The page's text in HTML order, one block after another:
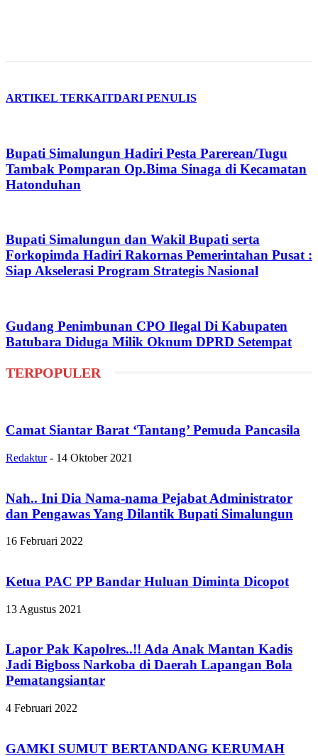
ARTIKEL TERKAITDARI PENULIS
Bupati Simalungun Hadiri Pesta Parerean/Tugu
Tambak Pomparan Op.Bima Sinaga di Kecamatan
Hatonduhan
Bupati Simalungun dan Wakil Bupati serta
Forkopimda Hadiri Rakornas Pemerintahan Pusat :
Siap Akselerasi Program Strategis Nasional
Gudang Penimbunan CPO Ilegal Di Kabupaten
Batubara Diduga Milik Oknum DPRD Setempat
TERPOPULER
Camat Siantar Barat ‘Tantang’ Pemuda Pancasila
Redaktur - 14 Oktober 2021
Nah.. Ini Dia Nama-nama Pejabat Administrator
dan Pengawas Yang Dilantik Bupati Simalungun
16 Februari 2022
Ketua PAC PP Bandar Huluan Diminta Dicopot
13 Agustus 2021
Lapor Pak Kapolres..!! Ada Anak Mantan Kadis
Jadi Bigboss Narkoba di Daerah Lapangan Bola
Pematangsiantar
4 Februari 2022
GAMKI SUMUT BERTANDANG KERUMAH